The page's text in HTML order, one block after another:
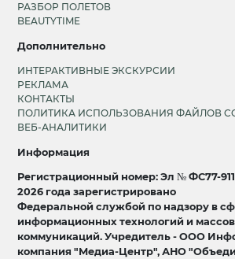
РАЗБОР ПОЛЕТОВ
BEAUTYTIME
Дополнительно
ИНТЕРАКТИВНЫЕ ЭКСКУРСИИ
РЕКЛАМА
КОНТАКТЫ
ПОЛИТИКА ИСПОЛЬЗОВАНИЯ ФАЙЛОВ
ВЕБ-АНАЛИТИКИ
Информация
Регистрационный номер: Эл № ФС77-
2026 года зарегистрировано
Федеральной службой по надзору в
информационных технологий и
коммуникаций. Учредитель - ООО
компания "Медиа-Центр", АНО